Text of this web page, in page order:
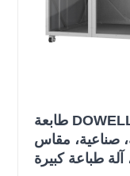
طابعة DOWELL3D ثلاثية الأبعاد تعمل بتقنية
صناعية، مقاس